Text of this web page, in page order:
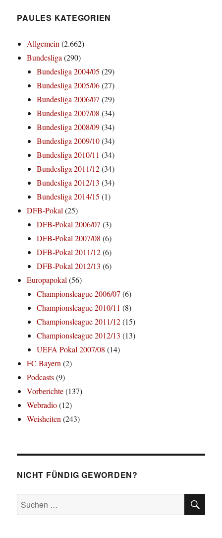
PAULES KATEGORIEN
Allgemein(2.662)
Bundesliga(290)
Bundesliga 2004/05 (29)
Bundesliga 2005/06(27)
Bundesliga 2006/07 (29)
Bundesliga 2007/08 (34)
Bundesliga 2008/09(34)
Bundesliga 2009/10(34)
Bundesliga 2010/11 (34)
Bundesliga 2011/12(34)
Bundesliga 2012/13 (34)
Bundesliga 2014/15 (1)
DFB-Pokal(25)
DFB-Pokal 2006/07 (3)
DFB-Pokal 2007/08 (6)
DFB-Pokal 2011/12(6)
DFB-Pokal 2012/13 (6)
Europapokal(56)
Championsleague 2006/07 (6)
Championsleague 2010/11 (8)
Championsleague 2011/12(15)
Championsleague 2012/13 (13)
UEFA Pokal 2007/08 (14)
FC Bayern(2)
Podcasts(9)
Vorberichte(137)
Webradio(12)
Weisheiten(243)
NICHT FÜNDIG GEWORDEN?
Suchen
nach: